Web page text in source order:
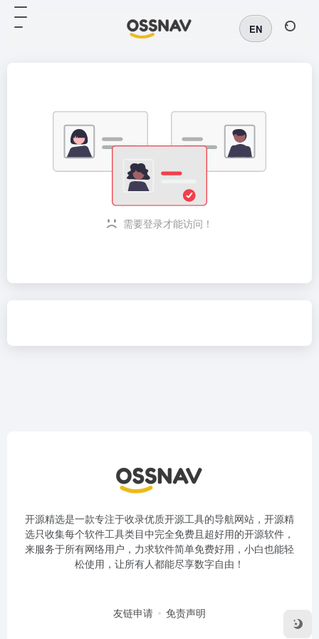
EN
需要登录才能访问！
开源精选是一款专注于收录优质开源工具的导航网站，开源精
选只收集每个软件工具类目中完全免费且超好用的开源软件，
来服务于所有网络用户，力求软件简单免费好用，小白也能轻
松使用，让所有人都能尽享数字自由！
友链申请 免责声明